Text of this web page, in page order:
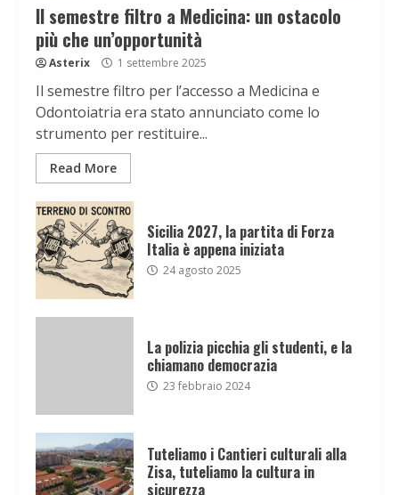
Il semestre filtro a Medicina: un ostacolo
più che un’opportunità
Asterix 1 settembre 2025
Il semestre filtro per l’accesso a Medicina e
Odontoiatria era stato annunciato come lo
strumento per restituire...
Read More
Sicilia 2027, la partita di Forza
Italia è appena iniziata
24 agosto 2025
La polizia picchia gli studenti, e la
chiamano democrazia
23 febbraio 2024
Tuteliamo i Cantieri culturali alla
Zisa, tuteliamo la cultura in
sicurezza